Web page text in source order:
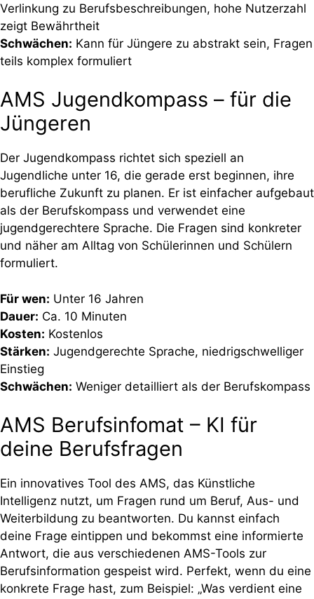
Verlinkung zu Berufsbeschreibungen, hohe Nutzerzahl
zeigt Bewährtheit
Schwächen: Kann für Jüngere zu abstrakt sein, Fragen
teils komplex formuliert
AMS Jugendkompass – für die
Jüngeren
Der Jugendkompass richtet sich speziell an
Jugendliche unter 16, die gerade erst beginnen, ihre
berufliche Zukunft zu planen. Er ist einfacher aufgebaut
als der Berufskompass und verwendet eine
jugendgerechtere Sprache. Die Fragen sind konkreter
und näher am Alltag von Schülerinnen und Schülern
formuliert.
Für wen: Unter 16 Jahren
Dauer: Ca. 10 Minuten
Kosten: Kostenlos
Stärken: Jugendgerechte Sprache, niedrigschwelliger
Einstieg
Schwächen: Weniger detailliert als der Berufskompass
AMS Berufsinfomat – KI für
deine Berufsfragen
Ein innovatives Tool des AMS, das Künstliche
Intelligenz nutzt, um Fragen rund um Beruf, Aus- und
Weiterbildung zu beantworten. Du kannst einfach
deine Frage eintippen und bekommst eine informierte
Antwort, die aus verschiedenen AMS-Tools zur
Berufsinformation gespeist wird. Perfekt, wenn du eine
konkrete Frage hast, zum Beispiel: „Was verdient eine